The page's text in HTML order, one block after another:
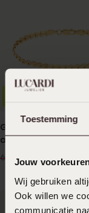
Toestemming
Jouw
Wij gebruiken
Ook willen we
communicatie
Gerecycleerd
armband
schakel
69.99 44